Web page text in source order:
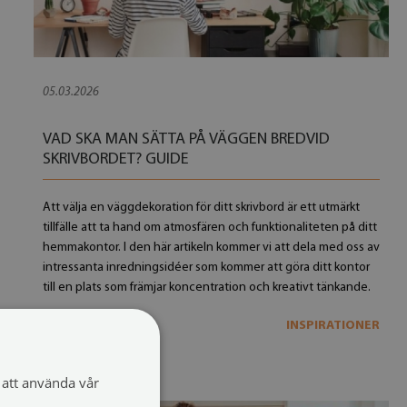
05.03.2026
VAD SKA MAN SÄTTA PÅ VÄGGEN BREDVID
SKRIVBORDET? GUIDE
Att välja en väggdekoration för ditt skrivbord är ett utmärkt
tillfälle att ta hand om atmosfären och funktionaliteten på ditt
hemmakontor. I den här artikeln kommer vi att dela med oss ​​av
intressanta inredningsidéer som kommer att göra ditt kontor
till en plats som främjar koncentration och kreativt tänkande.
INSPIRATIONER
använda vår